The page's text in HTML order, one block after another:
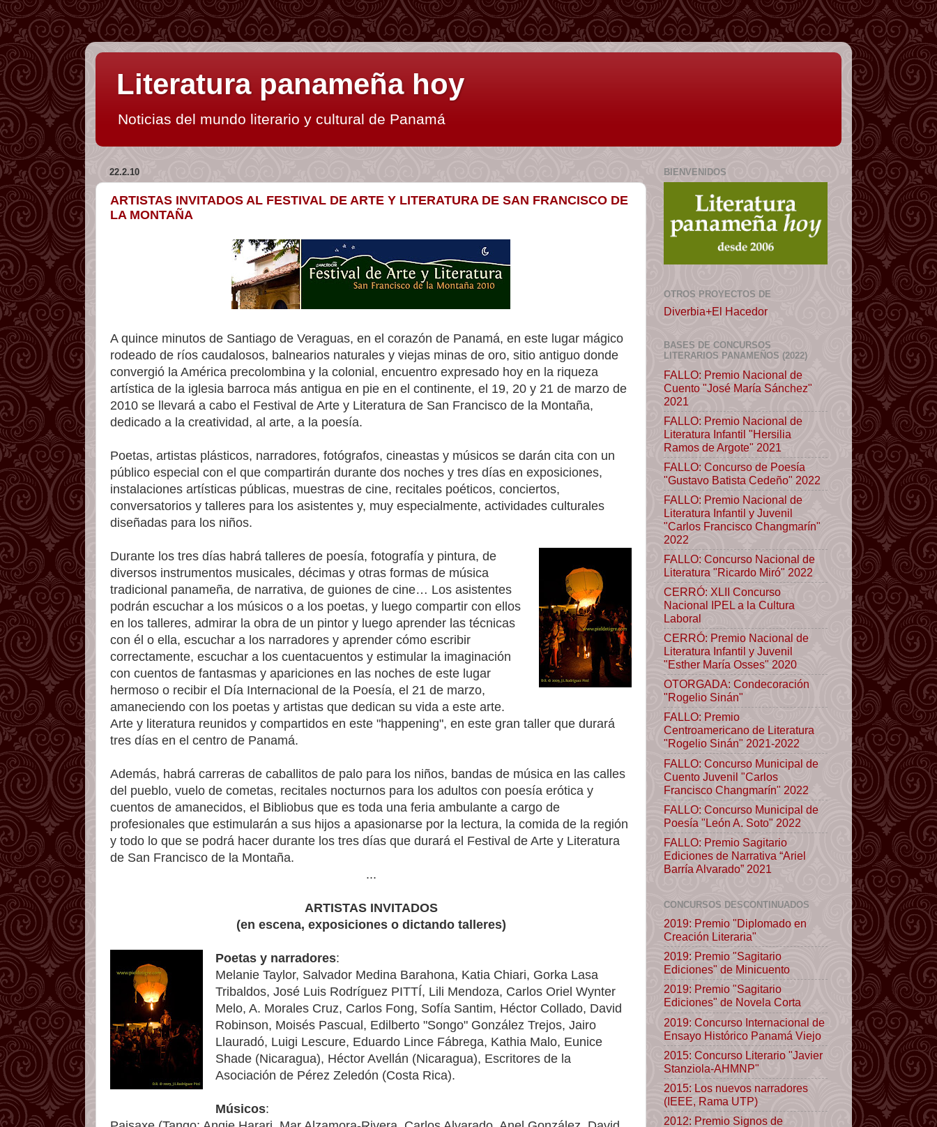
Literatura panameña hoy
Noticias del mundo literario y cultural de Panamá
22.2.10
ARTISTAS INVITADOS AL FESTIVAL DE ARTE Y LITERATURA DE SAN FRANCISCO DE
LA MONTAÑA
A quince minutos de Santiago de Veraguas, en el corazón de Panamá, en este lugar mágico
rodeado de ríos caudalosos, balnearios naturales y viejas minas de oro, sitio antiguo donde
convergió la América precolombina y la colonial, encuentro expresado hoy en la riqueza
artística de la iglesia barroca más antigua en pie en el continente, el 19, 20 y 21 de marzo de
2010 se llevará a cabo el Festival de Arte y Literatura de San Francisco de la Montaña,
dedicado a la creatividad, al arte, a la poesía.
Poetas, artistas plásticos, narradores, fotógrafos, cineastas y músicos se darán cita con un
público especial con el que compartirán durante dos noches y tres días en exposiciones,
instalaciones artísticas públicas, muestras de cine, recitales poéticos, conciertos,
conversatorios y talleres para los asistentes y, muy especialmente, actividades culturales
diseñadas para los niños.
Durante los tres días habrá talleres de poesía, fotografía y pintura, de
diversos instrumentos musicales, décimas y otras formas de música
tradicional panameña, de narrativa, de guiones de cine… Los asistentes
podrán escuchar a los músicos o a los poetas, y luego compartir con ellos
en los talleres, admirar la obra de un pintor y luego aprender las técnicas
con él o ella, escuchar a los narradores y aprender cómo escribir
correctamente, escuchar a los cuentacuentos y estimular la imaginación
con cuentos de fantasmas y apariciones en las noches de este lugar
hermoso o recibir el Día Internacional de la Poesía, el 21 de marzo,
amaneciendo con los poetas y artistas que dedican su vida a este arte.
Arte y literatura reunidos y compartidos en este "happening", en este gran taller que durará
tres días en el centro de Panamá.
Además, habrá carreras de caballitos de palo para los niños, bandas de música en las calles
del pueblo, vuelo de cometas, recitales nocturnos para los adultos con poesía erótica y
cuentos de amanecidos, el Bibliobus que es toda una feria ambulante a cargo de
profesionales que estimularán a sus hijos a apasionarse por la lectura, la comida de la región
y todo lo que se podrá hacer durante los tres días que durará el Festival de Arte y Literatura
de San Francisco de la Montaña.
...
ARTISTAS INVITADOS
(en escena, exposiciones o dictando talleres)
Poetas y narradores:
Melanie Taylor, Salvador Medina Barahona, Katia Chiari, Gorka Lasa
Tribaldos, José Luis Rodríguez PITTÍ, Lili Mendoza, Carlos Oriel Wynter
Melo, A. Morales Cruz, Carlos Fong, Sofía Santim, Héctor Collado, David
Robinson, Moisés Pascual, Edilberto "Songo" González Trejos, Jairo
Llauradó, Luigi Lescure, Eduardo Lince Fábrega, Kathia Malo, Eunice
Shade (Nicaragua), Héctor Avellán (Nicaragua), Escritores de la
Asociación de Pérez Zeledón (Costa Rica).
Músicos:
BIENVENIDOS
OTROS PROYECTOS DE
Diverbia+El Hacedor
BASES DE CONCURSOS
LITERARIOS PANAMEÑOS (2022)
FALLO: Premio Nacional de
Cuento "José María Sánchez"
2021
FALLO: Premio Nacional de
Literatura Infantil "Hersilia
Ramos de Argote" 2021
FALLO: Concurso de Poesía
"Gustavo Batista Cedeño" 2022
FALLO: Premio Nacional de
Literatura Infantil y Juvenil
"Carlos Francisco Changmarín"
2022
FALLO: Concurso Nacional de
Literatura "Ricardo Miró" 2022
CERRÓ: XLII Concurso
Nacional IPEL a la Cultura
Laboral
CERRÓ: Premio Nacional de
Literatura Infantil y Juvenil
"Esther María Osses" 2020
OTORGADA: Condecoración
"Rogelio Sinán"
FALLO: Premio
Centroamericano de Literatura
"Rogelio Sinán" 2021-2022
FALLO: Concurso Municipal de
Cuento Juvenil "Carlos
Francisco Changmarín" 2022
FALLO: Concurso Municipal de
Poesía "León A. Soto" 2022
FALLO: Premio Sagitario
Ediciones de Narrativa “Ariel
Barría Alvarado” 2021
CONCURSOS DESCONTINUADOS
2019: Premio "Diplomado en
Creación Literaria"
2019: Premio "Sagitario
Ediciones" de Minicuento
2019: Premio "Sagitario
Ediciones" de Novela Corta
2019: Concurso Internacional de
Ensayo Histórico Panamá Viejo
2015: Concurso Literario "Javier
Stanziola-AHMNP"
2015: Los nuevos narradores
(IEEE, Rama UTP)
2012: Premio Signos de